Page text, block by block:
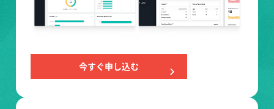
今すぐ申し込む